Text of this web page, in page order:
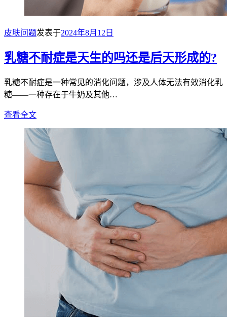
皮肤问题发表于2024年8月12日
乳糖不耐症是天生的吗还是后天形成的?
乳糖不耐症是一种常见的消化问题，涉及人体无法有效消化乳
糖——一种存在于牛奶及其他…
查看全文